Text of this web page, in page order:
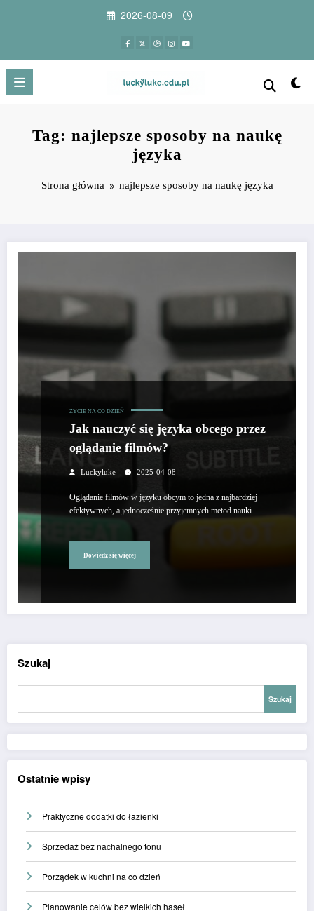
2026-08-09
Tag: najlepsze sposoby na naukę
języka
Strona główna najlepsze sposoby na naukę języka
ŻYCIE NA CO DZIEŃ
Jak nauczyć się języka obcego przez
oglądanie filmów?
Luckyluke 2025-04-08
Oglądanie filmów w języku obcym to jedna z najbardziej
efektywnych, a jednocześnie przyjemnych metod nauki.…
Dowiedz się więcej
Szukaj
Szukaj
Ostatnie wpisy
Praktyczne dodatki do łazienki
Sprzedaż bez nachalnego tonu
Porządek w kuchni na co dzień
Planowanie celów bez wielkich haseł